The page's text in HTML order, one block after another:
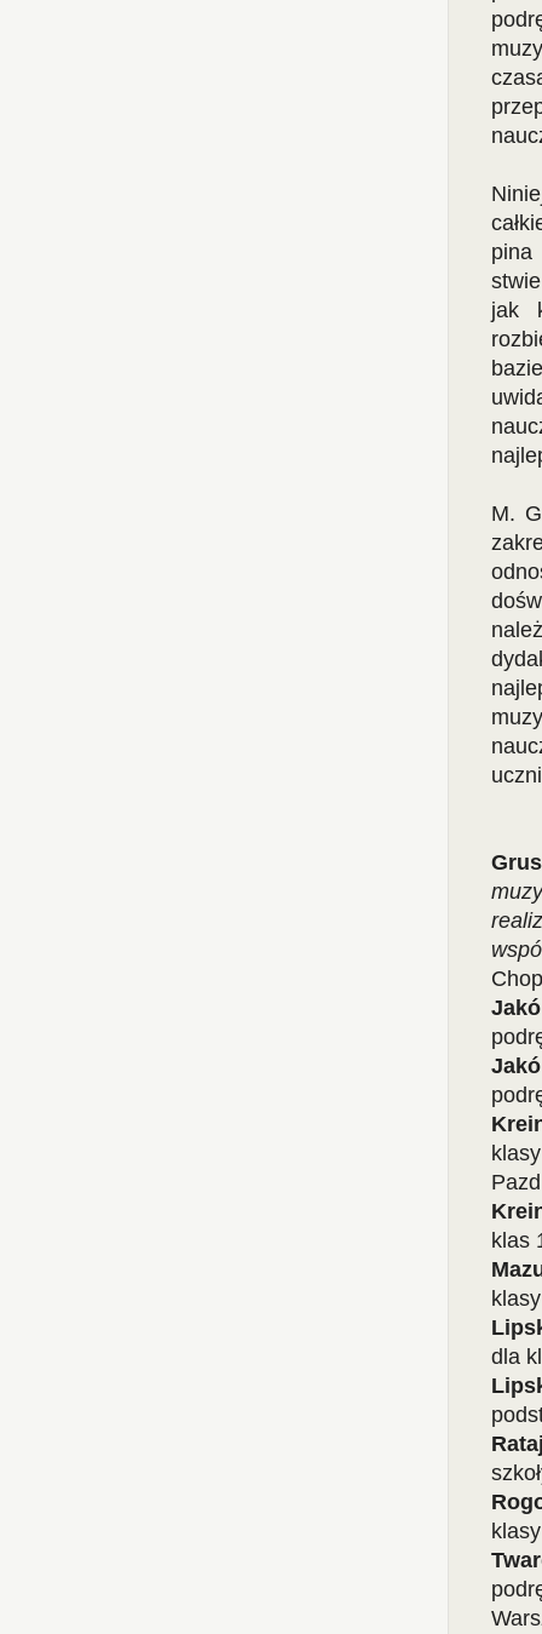
jak
M.
klas
dla